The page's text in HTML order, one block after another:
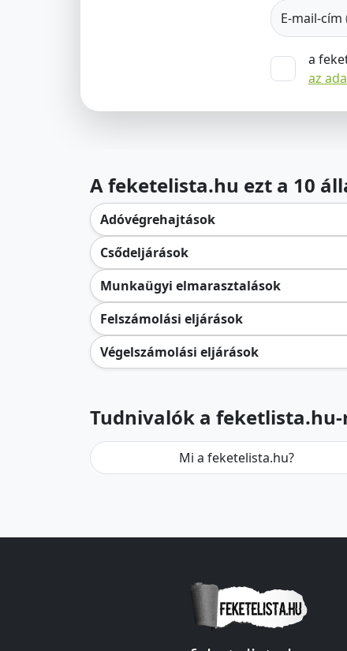
E-mail-cím
a
az
A feketelista.hu ezt a 10
Adóvégrehajtások
Csődeljárások
Munkaügyi elmarasztalások
Felszámolási eljárások
Végelszámolási eljárások
Tudnivalók a
Mi a feketelista.hu?